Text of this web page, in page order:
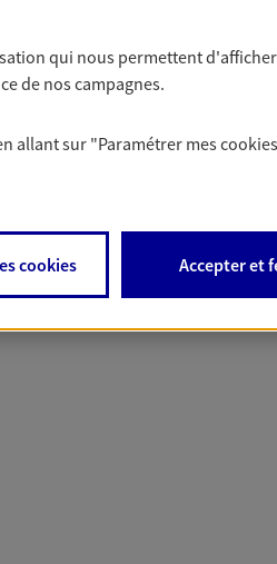
& Banque
qui nous permettent
de nos campagnes.
allant sur "Paramétrer mescookies
cookies Accepter et